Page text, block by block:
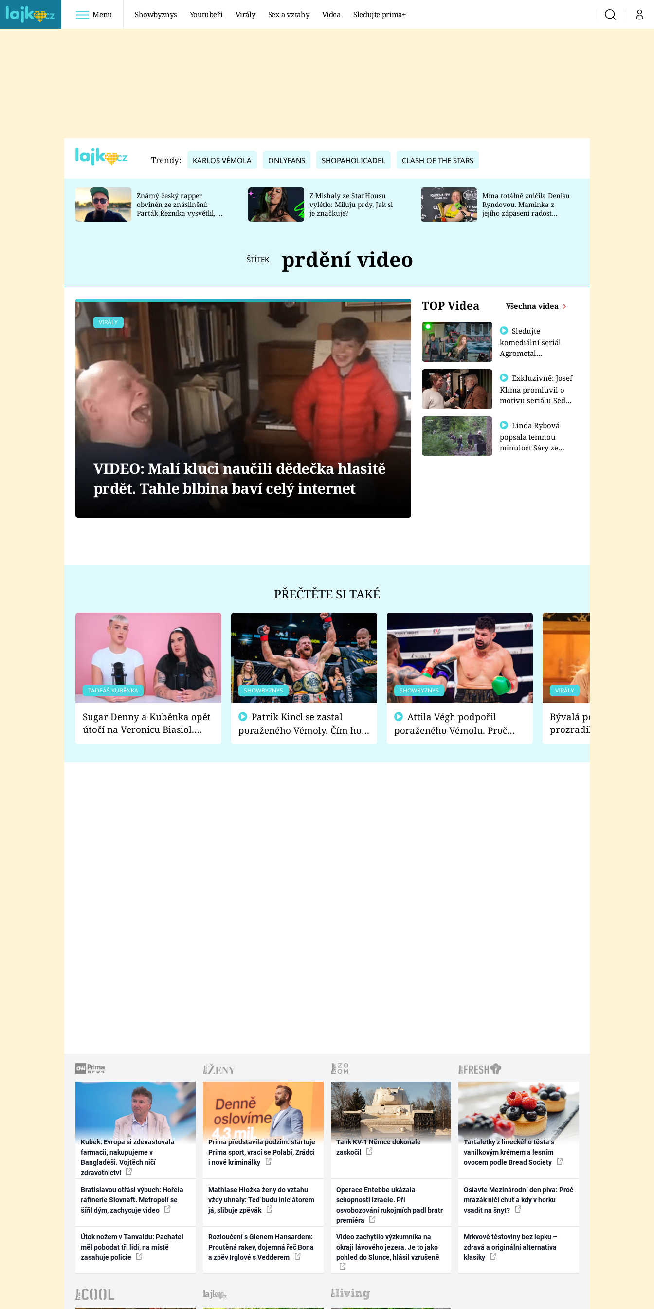
Menu Showbyznys Youtubeři Virály Sex a vztahy Videa Sledujte prima+ VyhledáváníMůj
TADEÁŠ KUBĚNKA
DATEL
Prima Lajk
Sledujte nás
Trendy: KARLOS VÉMOLA ONLYFANS SHOPAHOLICADEL CLASH OF THE STARS
Známý český rapper
obviněn ze znásilnění:
Parťák Řezníka vysvětlil, co
Z Mishaly ze StarHousu
vylétlo: Miluju prdy. Jak si
je značkuje?
Mína totálně zničila Denisu
Ryndovou. Maminka z
jejího zápasení radost
ŠTÍTEK prdění video
TOP Videa Všechna videa
Sledujte
komediální seriál
Agrometal
prima+
Exkluzivně: Josef
Klíma promluvil o
motivu seriálu Sedm
Linda Rybová
popsala temnou
minulost Sáry ze
VIRÁLY
VIDEO: Malí kluci naučili dědečka hlasitě
prdět. Tahle blbina baví celý internet
PŘEČTĚTE SI TAKÉ
TADEÁŠ KUBĚNKA
Sugar Denny a Kuběnka opět
útočí na Veronicu Biasiol.
Proč je podle nich falešná a
SHOWBYZNYS
poraženého Vémoly. Čím ho
fanoušci naštvali?
SHOWBYZNYS
poraženého Vémolu. Proč
chce raději zápasit s ním než
VIRÁLY
Bývalá pornoherečka
prozradila, co ji
natáčení Euforie.
Kubek: Evropa si zdevastovala
farmacii, nakupujeme v
Bangladéši. Vojtěch ničí
zdravotnictví
Bratislavou otřásl výbuch: Hořela
rafinerie Slovnaft. Metropolí se
šířil dým, zachycuje video
Útok nožem v Tanvaldu: Pachatel
měl pobodat tři lidi, na místě
zasahuje policie
Prima představila podzim: startuje
Prima sport, vrací se Polabí, Zrádci
i nové kriminálky
Mathiase Hložka ženy do vztahu
vždy uhnaly: Teď budu iniciátorem
já, slibuje zpěvák
Rozloučení s Glenem Hansardem:
Proutěná rakev, dojemná řeč Bona
a zpěv Irglové s Vedderem
Tank KV-1 Němce dokonale
zaskočil
Operace Entebbe ukázala
schopnosti Izraele. Při
osvobozování rukojmích padl bratr
premiéra
Video zachytilo výzkumníka na
okraji lávového jezera. Je to jako
pohled do Slunce, hlásil vzrušeně
Tartaletky z lineckého těsta s
vanilkovým krémem a lesním
ovocem podle Bread Society
Oslavte Mezinárodní den piva: Proč
mrazák ničí chuť a kdy v horku
vsadit na šnyt?
Mrkvové těstoviny bez lepku –
zdravá a originální alternativa
klasiky